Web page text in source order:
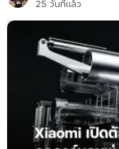
25 วันที่แล้ว